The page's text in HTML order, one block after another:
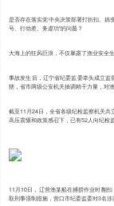
是否存在落实党中央决策部署打折扣、搞
号、行动差、务虚功”的问题？
大海上的狂风巨浪，不仅暴露了渔业安全
事故发生后，辽宁省纪委监委牵头成立
辖，省市两级公安机关抽调精干力量，对
截至11月24日，全省各级纪检监察机关
高压震慑和政策感召下，已有52人向纪检
11月10日，辽营渔某船在捕捞作业时翻
取刑事强制措施，营口市纪委监委对3名